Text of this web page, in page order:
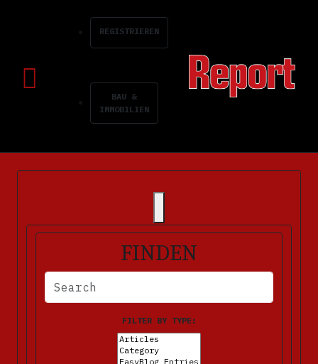
REGISTRIEREN
BAU &
IMMOBILIEN
FINDEN
BITTE FÜLLEN SIE DIE ERFORDERLICHEN FELDER AUS.
FILTER BY TYPE: